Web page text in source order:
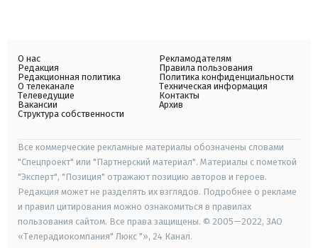
О нас
Редакция
Редакционная политика
О телеканале
Телеведущие
Вакансии
Структура собственности
Рекламодателям
Правила пользования
Политика конфиденциальности
Техническая информация
Контакты
Архив
Все коммерческие рекламные материалы обозначены словами
"Спецпроект" или "Партнерский материал". Материалы с пометкой
"Эксперт", "Позиция" отражают позицию авторов и героев.
Редакция может не разделять их взглядов. Подробнее о рекламе
и правил цитирования можно ознакомиться в правилах
пользования сайтом. Все права защищены. © 2005—2022, ЗАО
«Телерадиокомпания" Люкс "», 24 Канал.